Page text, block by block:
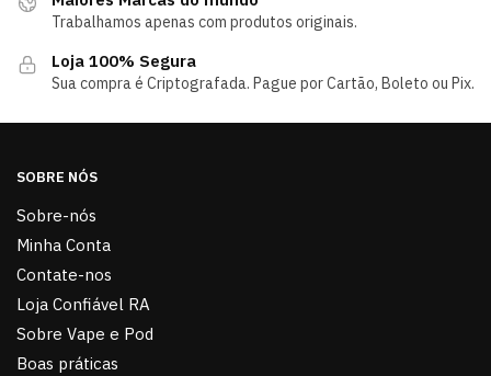
Trabalhamos apenas com produtos originais.
Loja 100% Segura
Sua compra é Criptografada. Pague por Cartão, Boleto ou Pix.
SOBRE NÓS
Sobre-nós
Minha Conta
Contate-nos
Loja Confiável RA
Sobre Vape e Pod
Boas práticas